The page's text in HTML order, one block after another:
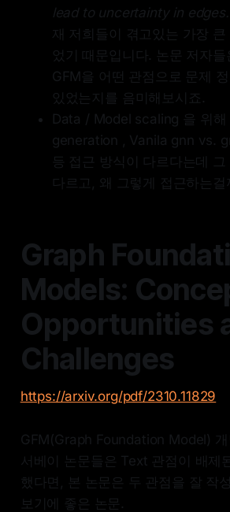
lead to uncertainty in
재 저희들이 겪고있는 가장
었기 때문입니다. 논문 저자들
GFM을 어떤 관점으로 문제
있었는지를 음미해보시죠.
Data / Model scaling 을 위해
generation , Vanila gnn vs.
등 접근 방식이 다르다는데
다르고, 왜 그렇게 접근하는걸
Graph
Models:
Opportunities
Challenges
https://arxiv.org/pdf/2310.11829
GFM(Graph Foundation Model) 개
서베이 논문들은 Text 관점이 배제
했다면, 본 논문은 두 관점을 잘 작
보기에 좋은 논문.